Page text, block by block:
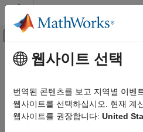
콘텐츠로 바로 가기
오프캔버스 탐색
리소스
상태
주요 콘텐츠
웹사이트 선택
번역된 콘텐츠를 보고 지역별 이벤
웹사이트를 선택하십시오. 현재 계
웹사이트를 권장합니다: United